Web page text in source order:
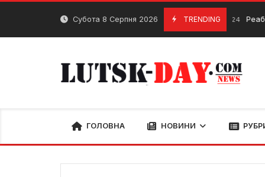
Skip
Субота 8 Серпня 2026 TRENDING
14 Грудня, 2024
ГОЛОВНА НОВИНИ